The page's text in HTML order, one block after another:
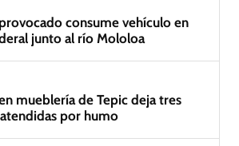
consume vehículo en
junto al río Mololoa
mueblería de Tepic deja tres
por humo